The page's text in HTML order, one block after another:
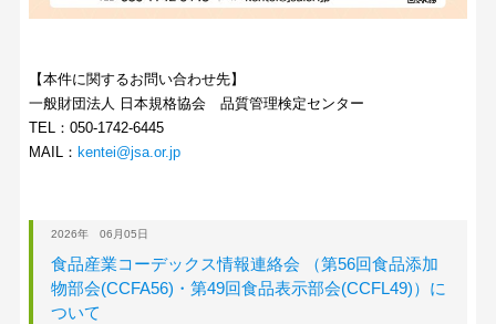
【本件に関するお問い合わせ先】
一般財団法人 日本規格協会 品質管理検定センター
TEL：050-1742-6445
MAIL： kentei@jsa.or.jp
2026年 06月05日
食品産業コーデックス情報連絡会 （第56回食品添加
物部会(CCFA56)・第49回食品表示部会(CCFL49)）に
ついて